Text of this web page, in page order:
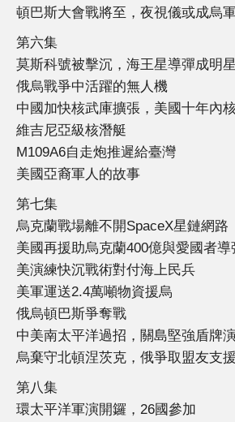
頓巴斯大會戰將至，夜視儀或成烏
第六集
莫斯科號被擊沉，海王星導彈成明星
俄烏戰爭中活躍的無人機
中國加快核武庫擴張，美國十年內
維吉尼亞級核潛艇
M109A6自走炮推遲給臺灣
美國亞裔軍人的故事
第七集
烏克蘭戰場離不開SpaceX星鏈網路
美國再援助烏克蘭400億與愛國者導
美演練快沉戰術對付海上民兵
美軍運送2.4萬噸物資援烏
俄烏頓巴斯爭奪戰
中美南太平洋過招，關島堅強盾牌
烏棄守北頓涅茨克，俄爭取盟友支援
第八集
環太平洋軍演開鑼，26國參加